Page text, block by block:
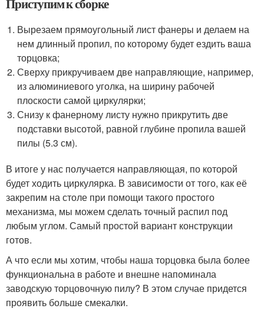
Приступим к сборке
Вырезаем прямоугольный лист фанеры и делаем на
нем длинный пропил, по которому будет ездить ваша
торцовка;
Сверху прикручиваем две направляющие, например,
из алюминиевого уголка, на ширину рабочей
плоскости самой циркулярки;
Снизу к фанерному листу нужно прикрутить две
подставки высотой, равной глубине пропила вашей
пилы (5.3 см).
В итоге у нас получается направляющая, по которой
будет ходить циркулярка. В зависимости от того, как её
закрепим на столе при помощи такого простого
механизма, мы можем сделать точный распил под
любым углом. Самый простой вариант конструкции
готов.
А что если мы хотим, чтобы наша торцовка была более
функциональна в работе и внешне напоминала
заводскую торцовочную пилу? В этом случае придется
проявить больше смекалки.